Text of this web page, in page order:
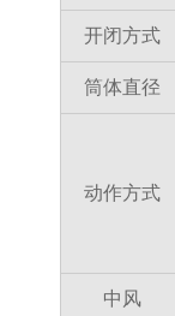
开闭方式
筒体直径
动作方式
中风